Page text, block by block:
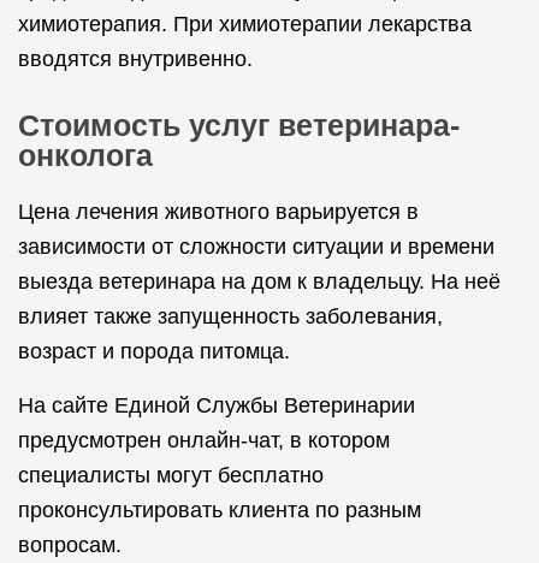
химиотерапия. При химиотерапии лекарства
вводятся внутривенно.
Стоимость услуг ветеринара-
онколога
Цена лечения животного варьируется в
зависимости от сложности ситуации и времени
выезда ветеринара на дом к владельцу. На неё
влияет также запущенность заболевания,
возраст и порода питомца.
На сайте Единой Службы Ветеринарии
предусмотрен онлайн-чат, в котором
специалисты могут бесплатно
проконсультировать клиента по разным
вопросам.